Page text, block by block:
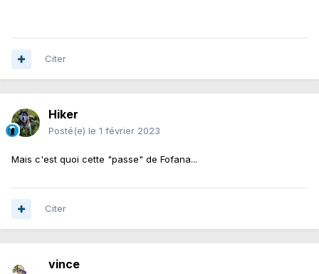
Citer
Hiker
Posté(e) le 1 février 2023
Mais c'est quoi cette "passe" de Fofana...
Citer
vince